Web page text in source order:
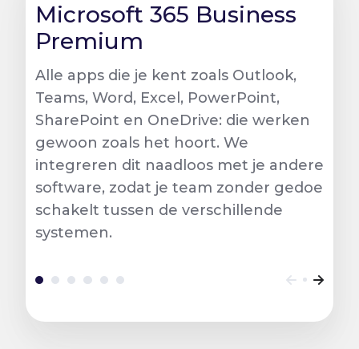
Microsoft 365 Business
Premium
Alle apps die je kent zoals Outlook,
Teams, Word, Excel, PowerPoint,
SharePoint en OneDrive: die werken
gewoon zoals het hoort. We
integreren dit naadloos met je andere
software, zodat je team zonder gedoe
schakelt tussen de verschillende
systemen.